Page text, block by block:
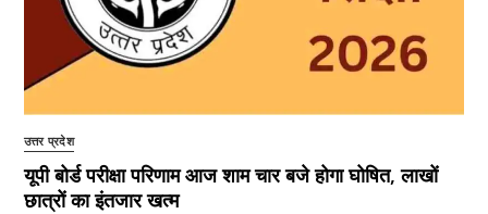
उत्तर प्रदेश
यूपी बोर्ड परीक्षा परिणाम आज शाम चार बजे होगा घोषित, लाखों
छात्रों का इंतजार खत्म